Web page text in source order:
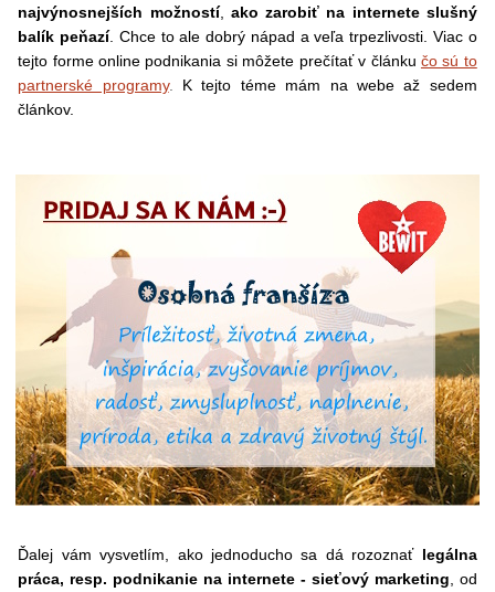
najvýnosnejších možností, ako zarobiť na internete slušný
balík peňazí. Chce to ale dobrý nápad a veľa trpezlivosti. Viac o
tejto forme online podnikania si môžete prečítať v článku čo sú to
partnerské programy.
K tejto téme mám na webe až sedem
článkov.
Ďalej vám vysvetlím, ako jednoducho sa dá rozoznať legálna
práca, resp. podnikanie na internete - sieťový marketing , od